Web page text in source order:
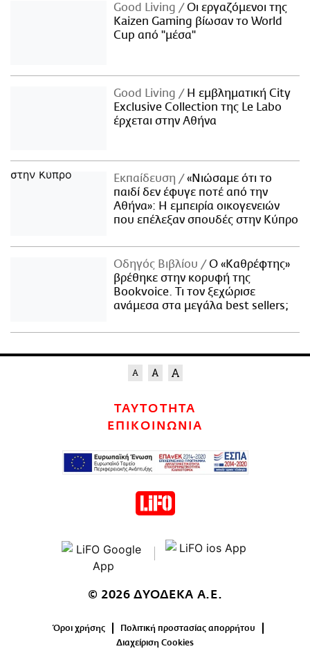
Good Living
Οι εργαζόμενοι της
Kaizen Gaming βίωσαν το World
Cup από "μέσα"
Good Living
Η εμβληματική City
Exclusive Collection της Le Labo
έρχεται στην Αθήνα
Εκπαίδευση
«Νιώσαμε ότι το
παιδί δεν έφυγε ποτέ από την
Αθήνα»: Η εμπειρία οικογενειών
που επέλεξαν σπουδές στην Κύπρο
Οδηγός Βιβλίου
Ο «Καθρέφτης»
βρέθηκε στην κορυφή της
Bookvoice. Τι τον ξεχώρισε
ανάμεσα στα μεγάλα best sellers;
ΤΑΥΤΟΤΗΤΑ
ΕΠΙΚΟΙΝΩΝΙΑ
© 2026 ΔΥΟΔΕΚΑ Α.Ε.
Όροι χρήσης
Πολιτική προστασίας απορρήτου
Διαχείριση Cookies